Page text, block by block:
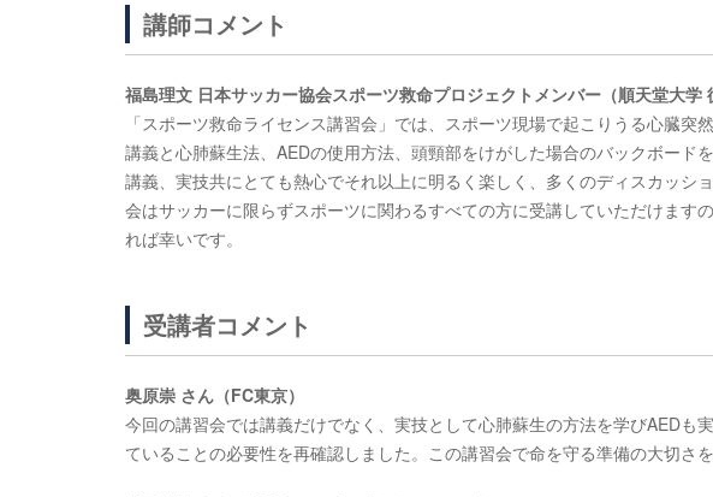
講師コメント
福島理文 日本サッカー協会スポーツ救命プロジェクトメンバー（順天堂大学
「スポーツ救命ライセンス講習会」では、スポーツ現場で起こりうる心臓
講義と心肺蘇生法、AEDの使用方法、頭頸部をけがした場合のバックボード
講義、実技共にとても熱心でそれ以上に明るく楽しく、多くのディスカッシ
会はサッカーに限らずスポーツに関わるすべての方に受講していただけます
れば幸いです。
受講者コメント
奥原崇 さん（FC東京）
今回の講習会では講義だけでなく、実技として心肺蘇生の方法を学びAEDも
ていることの必要性を再確認しました。この講習会で命を守る準備の大切さ